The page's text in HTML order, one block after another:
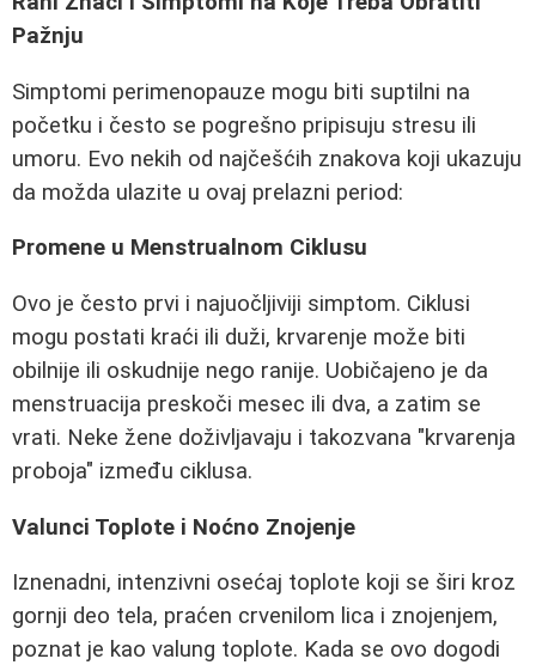
Pažnju
Simptomi perimenopauze mogu biti suptilni na
početku i često se pogrešno pripisuju stresu ili
umoru. Evo nekih od najčešćih znakova koji ukazuju
da možda ulazite u ovaj prelazni period:
Promene u Menstrualnom Ciklusu
Ovo je često prvi i najuočljiviji simptom. Ciklusi
mogu postati kraći ili duži, krvarenje može biti
obilnije ili oskudnije nego ranije. Uobičajeno je da
menstruacija preskoči mesec ili dva, a zatim se
vrati. Neke žene doživljavaju i takozvana "krvarenja
proboja" između ciklusa.
Valunci Toplote i Noćno Znojenje
Iznenadni, intenzivni osećaj toplote koji se širi kroz
gornji deo tela, praćen crvenilom lica i znojenjem,
poznat je kao valung toplote. Kada se ovo dogodi